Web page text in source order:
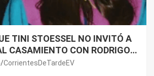
TINI STOESSEL NO INVITÓ A
CASAMIENTO CON RODRIGO
CorrientesDeTardeEV